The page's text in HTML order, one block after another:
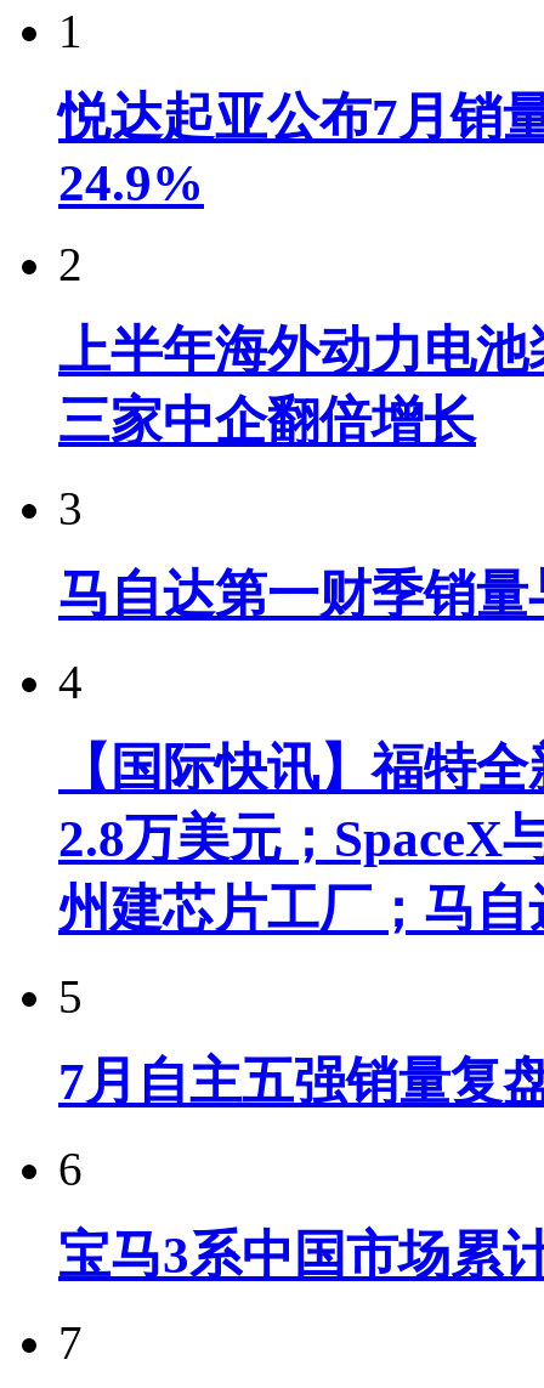
1
悦达起亚公布7月销
24.9%
2
上半年海外动力电
三家中企翻倍增长
3
马自达第一财季销
4
【国际快讯】福特
2.8万美元；SpaceX
州建芯片工厂；马
5
7月自主五强销量复
6
宝马3系中国市场累
7